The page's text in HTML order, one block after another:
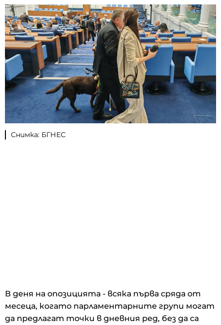
Снимка: БГНЕС
В деня на опозицията - всяка първа сряда от
месеца, когато парламентарните групи могат
да предлагат точки в дневния ред, без да са